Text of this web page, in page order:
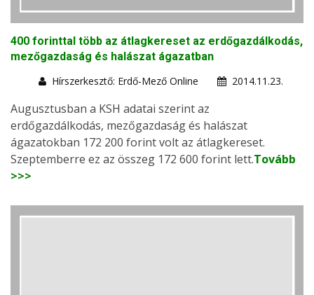
400 forinttal több az átlagkereset az erdőgazdálkodás,
mezőgazdaság és halászat ágazatban
Hírszerkesztő: Erdő-Mező Online
2014.11.23.
Augusztusban a KSH adatai szerint az
erdőgazdálkodás, mezőgazdaság és halászat
ágazatokban 172 200 forint volt az átlagkereset.
Szeptemberre ez az összeg 172 600 forint lett.Tovább
>>>